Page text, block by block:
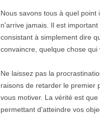
Nous savons tous à quel
n'arrive jamais. Il est
consistant à simplement dire
convaincre, quelque chose
Ne laissez pas la
raisons de retarder le premier
vous motiver. La vérité est
permettant d'atteindre vos